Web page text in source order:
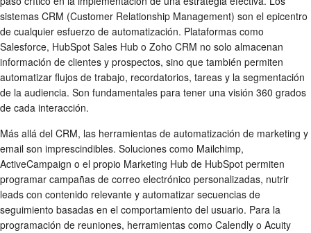
sistemas CRM (Customer Relationship Management) son el epicentro
de cualquier esfuerzo de automatización. Plataformas como
Salesforce, HubSpot Sales Hub o Zoho CRM no solo almacenan
información de clientes y prospectos, sino que también permiten
automatizar flujos de trabajo, recordatorios, tareas y la segmentación
de la audiencia. Son fundamentales para tener una visión 360 grados
de cada interacción.
Más allá del CRM, las herramientas de automatización de marketing y
email son imprescindibles. Soluciones como Mailchimp,
ActiveCampaign o el propio Marketing Hub de HubSpot permiten
programar campañas de correo electrónico personalizadas, nutrir
leads con contenido relevante y automatizar secuencias de
seguimiento basadas en el comportamiento del usuario. Para la
programación de reuniones, herramientas como Calendly o Acuity